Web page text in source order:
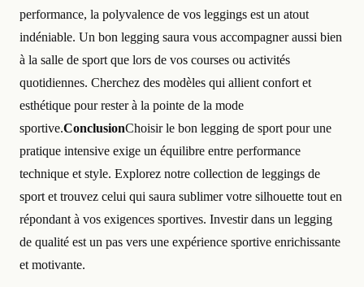
performance, la polyvalence de vos leggings est un atout
indéniable. Un bon legging saura vous accompagner aussi bien
à la salle de sport que lors de vos courses ou activités
quotidiennes. Cherchez des modèles qui allient confort et
esthétique pour rester à la pointe de la mode
sportive.ConclusionChoisir le bon legging de sport pour une
pratique intensive exige un équilibre entre performance
technique et style. Explorez notre collection de leggings de
sport et trouvez celui qui saura sublimer votre silhouette tout en
répondant à vos exigences sportives. Investir dans un legging
de qualité est un pas vers une expérience sportive enrichissante
et motivante.